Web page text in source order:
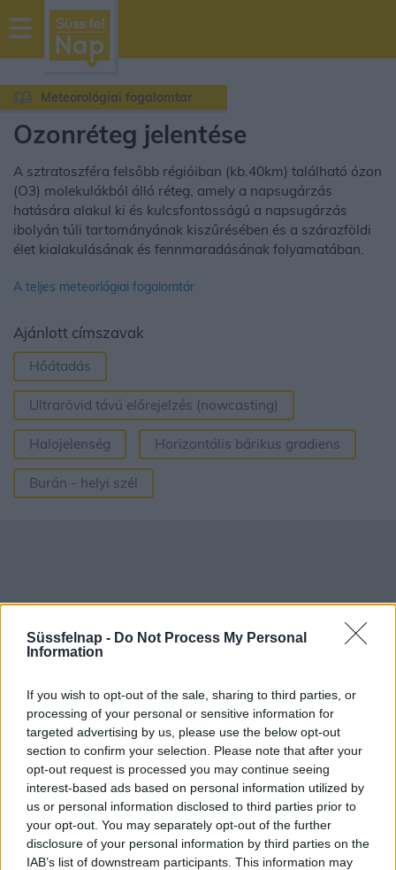
Süssfelnap - Do Not Process My Personal
Information
If you wish to opt-out of the sale, sharing to third parties, or
processing of your personal or sensitive information for
targeted advertising by us, please use the below opt-out
section to confirm your selection. Please note that after your
opt-out request is processed you may continue seeing
interest-based ads based on personal information utilized by
us or personal information disclosed to third parties prior to
your opt-out. You may separately opt-out of the further
disclosure of your personal information by third parties on the
IAB’s list of downstream participants. This information may
sussfelnap.hu
időjárás
Meteorológiai fogalomtar
Ózonréteg jelentése
A sztratoszféra felsőbb régióiban (kb.40km) található ózon
(O3) molekulákból álló réteg, amely a napsugárzás
hatására alakul ki és kulcsfontosságú a napsugárzás
ibolyán túli tartományának kiszűrésében és a szárazföldi
élet kialakulásának és fennmaradásának folyamatában.
A teljes meteorlógiai fogalomtár
Ajánlott címszavak
Hőátadás
Ultrarövid távú előrejelzés (nowcasting)
Halojelenség Horizontális bárikus gradiens
Burán - helyi szél
Aktuális időjárás Óránkénti előrejelzés
30/60/90 napos előrejelzés
Vészjelzések, figyelmeztetések Orvosmeteorológia